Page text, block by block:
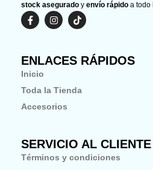
stock asegurado y envío rápido a todo
F
a
c
o
o
k
-
f
I
n
s
g
m
T
i
k
k
ENLACES RÁPIDOS
Inicio
Toda la Tienda
Accesorios
SERVICIO AL CLIENTE
Términos y condiciones